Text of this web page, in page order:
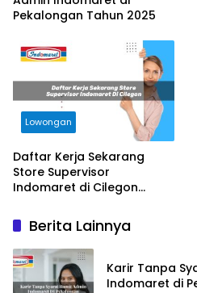
Pekalongan Tahun 2025
Lowongan
Daftar Kerja Sekarang
Store Supervisor
Indomaret di Cilegon
Berita Lainnya
Karir Tanpa
Indomaret di